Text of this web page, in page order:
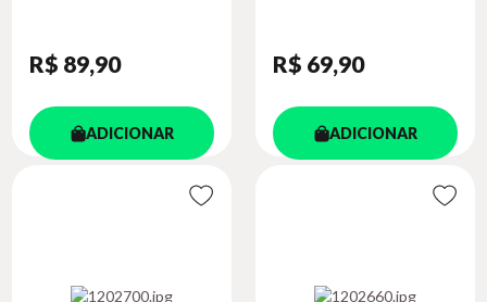
R$ 89,90
ADICIONAR
R$ 69,90
ADICIONAR